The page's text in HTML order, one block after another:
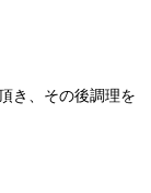
き、その後調理を